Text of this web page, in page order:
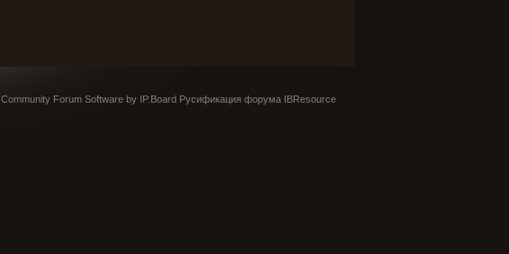
Community Forum Software by IP.Board Русификация форума IBResource